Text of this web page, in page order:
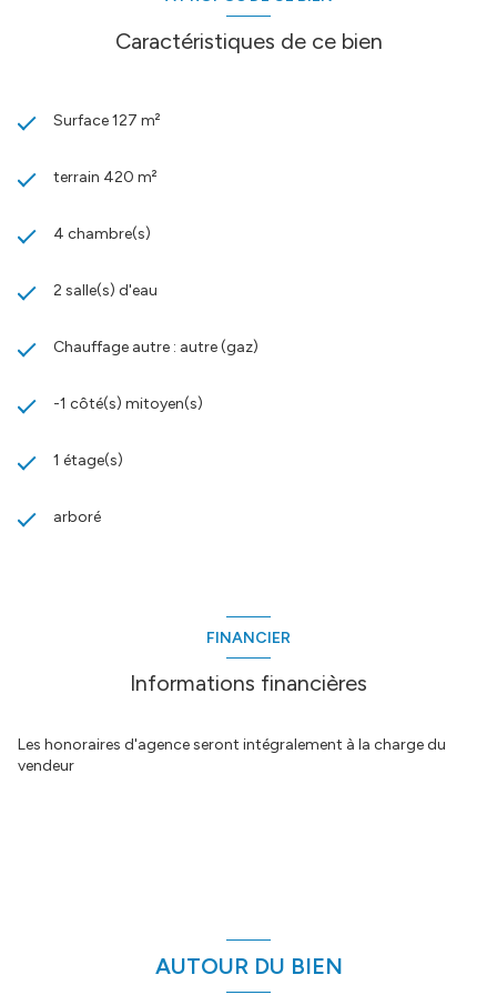
Caractéristiques de ce bien
Surface 127 m²
terrain 420 m²
4 chambre(s)
2 salle(s) d'eau
Chauffage autre : autre (gaz)
-1 côté(s) mitoyen(s)
1 étage(s)
arboré
FINANCIER
Informations financières
Les honoraires d'agence seront intégralement à la charge du
vendeur
AUTOUR DU BIEN